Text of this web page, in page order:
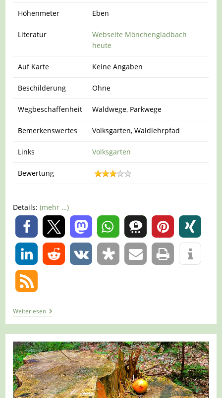
Höhenmeter Eben
Literatur
Webseite Mönchengladbach
heute
Auf Karte Keine Angaben
Beschilderung Ohne
Wegbeschaffenheit Waldwege, Parkwege
Bemerkenswertes Volksgarten, Waldlehrpfad
Links Volksgarten
Bewertung
Details: (mehr …)
0
0
WeiterlesenTour
1429
–
Mönchengladbach-
Bungt
–
Auf
Dem
Waldlehrpfad
Im
Volksgarten